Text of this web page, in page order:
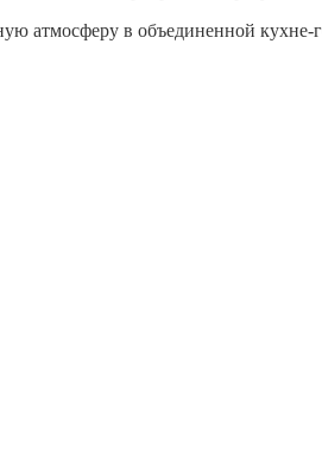
атмосферу в объединенной кухне-